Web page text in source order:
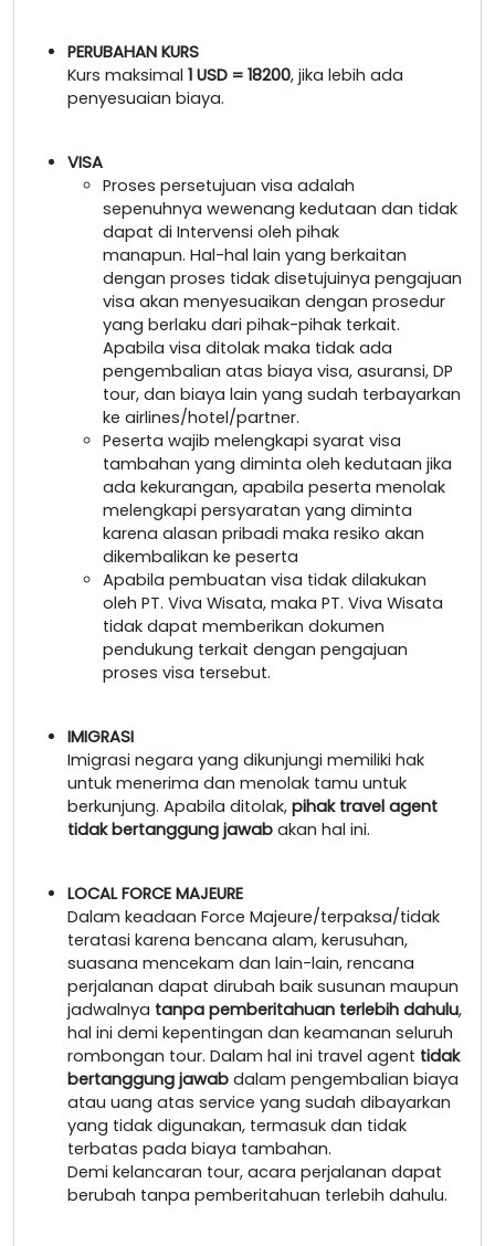
PERUBAHAN KURS
Kurs maksimal 1 USD = 18200, jika lebih ada
penyesuaian biaya.
VISA
Proses persetujuan visa adalah
sepenuhnya wewenang kedutaan dan tidak
dapat di Intervensi oleh pihak
manapun. Hal-hal lain yang berkaitan
dengan proses tidak disetujuinya pengajuan
visa akan menyesuaikan dengan prosedur
yang berlaku dari pihak-pihak terkait.
Apabila visa ditolak maka tidak ada
pengembalian atas biaya visa, asuransi, DP
tour, dan biaya lain yang sudah terbayarkan
ke airlines/hotel/partner.
Peserta wajib melengkapi syarat visa
tambahan yang diminta oleh kedutaan jika
ada kekurangan, apabila peserta menolak
melengkapi persyaratan yang diminta
karena alasan pribadi maka resiko akan
dikembalikan ke peserta
Apabila pembuatan visa tidak dilakukan
oleh PT. Viva Wisata, maka PT. Viva Wisata
tidak dapat memberikan dokumen
pendukung terkait dengan pengajuan
proses visa tersebut.
IMIGRASI
Imigrasi negara yang dikunjungi memiliki hak
untuk menerima dan menolak tamu untuk
berkunjung. Apabila ditolak, pihak travel agent
tidak bertanggung jawab akan hal ini.
LOCAL FORCE MAJEURE
Dalam keadaan Force Majeure/terpaksa/tidak
teratasi karena bencana alam, kerusuhan,
suasana mencekam dan lain-lain, rencana
perjalanan dapat dirubah baik susunan maupun
jadwalnya tanpa pemberitahuan terlebih dahulu,
hal ini demi kepentingan dan keamanan seluruh
rombongan tour. Dalam hal ini travel agent tidak
bertanggung jawab dalam pengembalian biaya
atau uang atas service yang sudah dibayarkan
yang tidak digunakan, termasuk dan tidak
terbatas pada biaya tambahan.
Demi kelancaran tour, acara perjalanan dapat
berubah tanpa pemberitahuan terlebih dahulu.